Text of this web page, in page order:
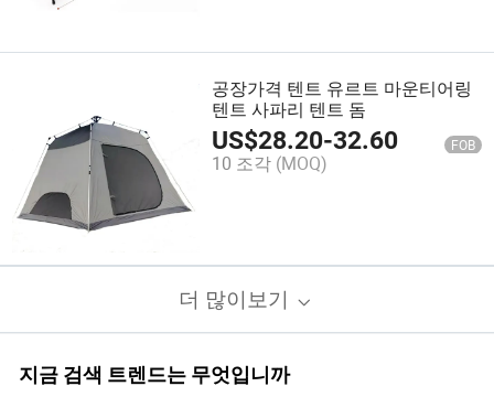
공장가격 텐트 유르트 마운티어링
텐트 사파리 텐트 돔
US$28.20-32.60 FOB
10 조각 (MOQ)
더 많이보기
지금 검색 트렌드는 무엇입니까